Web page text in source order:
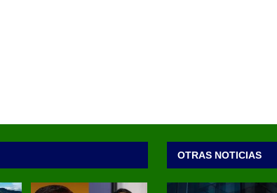
OTRAS NOTICIAS